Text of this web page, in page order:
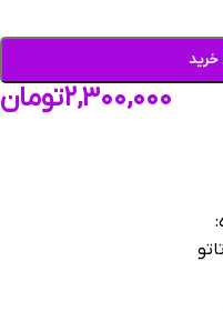
خرید
۲,۳۰۰,۰۰۰تومان